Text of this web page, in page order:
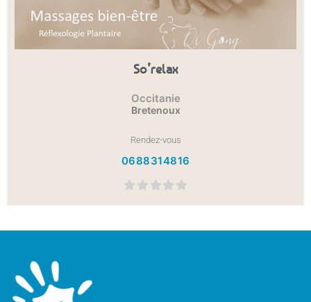
So’relax
Occitanie
Bretenoux
Rendez-vous
0688314816